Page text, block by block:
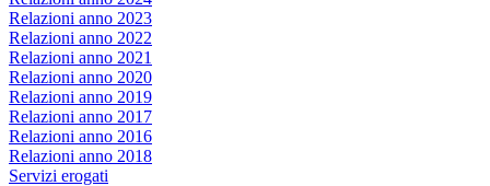
Relazioni anno 2023
Relazioni anno 2022
Relazioni anno 2021
Relazioni anno 2020
Relazioni anno 2019
Relazioni anno 2017
Relazioni anno 2016
Relazioni anno 2018
Servizi erogati